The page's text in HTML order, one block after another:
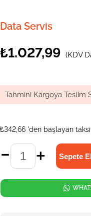
Data Servis
₺1.027,99 (KDV
Tahmini Kargoya Teslim
₺342,66 'den başlayan